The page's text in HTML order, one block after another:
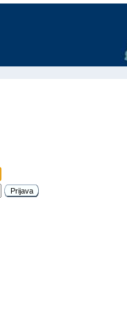
Prijava